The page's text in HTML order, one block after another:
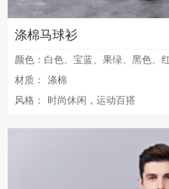
涤棉马球衫
颜色：白色、宝蓝、果绿、黑色、
材质：
涤棉
风格：
时尚休闲，运动百搭